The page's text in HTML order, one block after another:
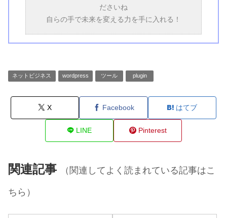
ださいね
自らの手で未来を変える力を手に入れる！
ネットビジネス wordpress ツール plugin
X Facebook はてブ
LINE Pinterest
関連記事
（関連してよく読まれている記事はこ
ちら）